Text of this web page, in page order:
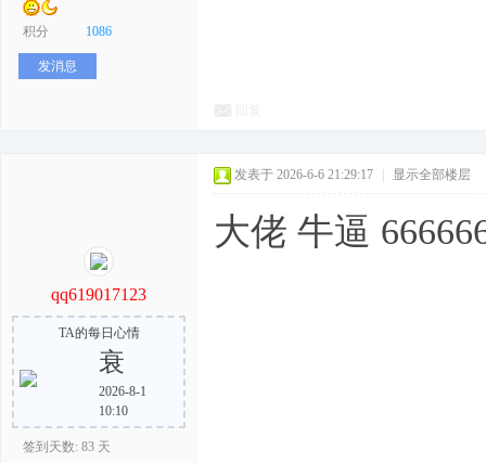
积分 1086
发消息
qq619017123
TA的每日心情
衰
2026-8-1
10:10
签到天数: 83 天
发表于 2026-6-6 21:29:17 显示全部楼层
大佬 牛逼